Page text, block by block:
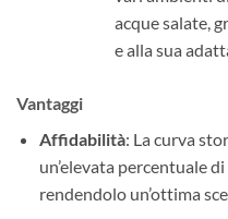
acque salate,
e alla sua
Vantaggi
Affidabilità: La curva
un’elevata percentuale
rendendolo un’ottima